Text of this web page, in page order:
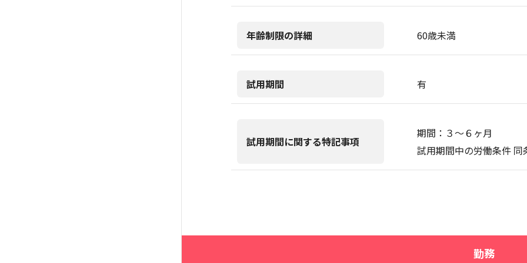
年齢制限の詳細 60歳未満
試用期間 有
試用期間に関する特記事項
期間：３〜６ヶ月
試用期間中の労働条件 同
勤務